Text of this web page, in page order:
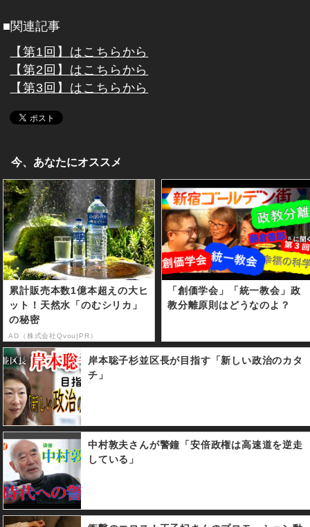
■関連記事
【第1回】はこちらから
【第2回】はこちらから
【第3回】はこちらから
今、あなたにオススメ
累計販売本数1億本超えの大ヒ
ット！天然水「のむシリカ」
の秘密
AD（株式会社Qvou|PR）
「創価学会」「統一教会」政
教分離原則はどうなのよ？
岸本聡子杉並区長が目指す「新しい政治のカタ
チ」
中村敦夫さんが警鐘「安倍政権は高速道を逆走
している」